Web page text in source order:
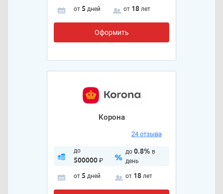
от 5 дней от 18 лет
Оформить
Корона
24 отзыва
до
500000₽
до 0.8% в
день
от 5 дней от 18 лет